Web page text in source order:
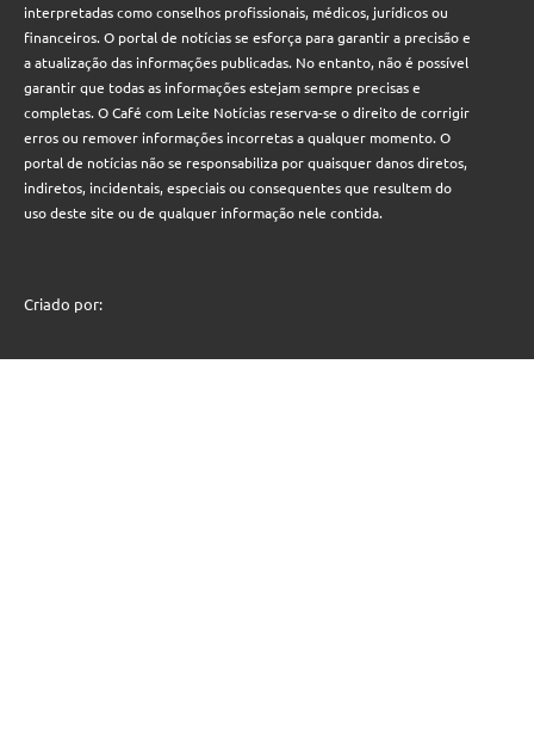
interpretadas como conselhos profissionais, médicos, jurídicos ou
financeiros. O portal de notícias se esforça para garantir a precisão e
a atualização das informações publicadas. No entanto, não é possível
garantir que todas as informações estejam sempre precisas e
completas. O Café com Leite Notícias reserva-se o direito de corrigir
erros ou remover informações incorretas a qualquer momento. O
portal de notícias não se responsabiliza por quaisquer danos diretos,
indiretos, incidentais, especiais ou consequentes que resultem do
uso deste site ou de qualquer informação nele contida.
Criado por: